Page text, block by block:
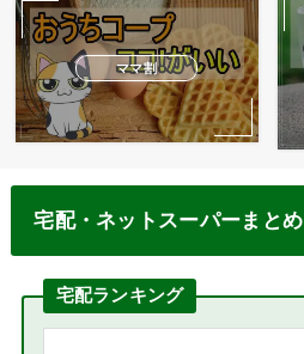
ママ割
宅配・ネットスーパーまとめ
宅配ランキング